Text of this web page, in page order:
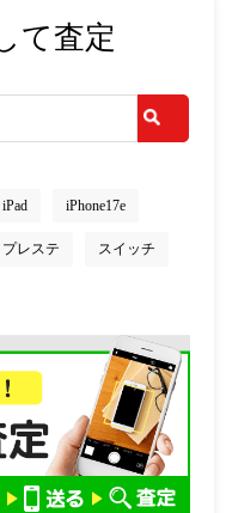
て査定
iPad iPhone17e
プレステ スイッチ